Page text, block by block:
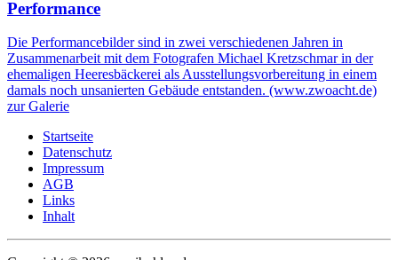
Performance
Die Performancebilder sind in zwei verschiedenen Jahren in
Zusammenarbeit mit dem Fotografen Michael Kretzschmar in der
ehemaligen Heeresbäckerei als Ausstellungsvorbereitung in einem
damals noch unsanierten Gebäude entstanden. (www.zwoacht.de)
zur Galerie
Startseite
Datenschutz
Impressum
AGB
Links
Inhalt